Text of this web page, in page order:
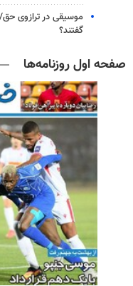
موسیقی در ترازوی
گفتند؟
صفحه اول روزنامه‌ها